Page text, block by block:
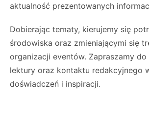
aktualność prezentowanych
Dobierając tematy, kierujemy się
środowiska oraz zmieniającymi się
organizacji eventów. Zapraszamy do
lektury oraz kontaktu redakcyjnego
doświadczeń i inspiracji.